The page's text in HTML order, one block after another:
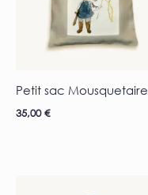
Petit sac Mousquetaire
35,00€